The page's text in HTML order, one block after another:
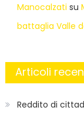
Manocalzati su
battaglia Valle
Articoli
Reddito di